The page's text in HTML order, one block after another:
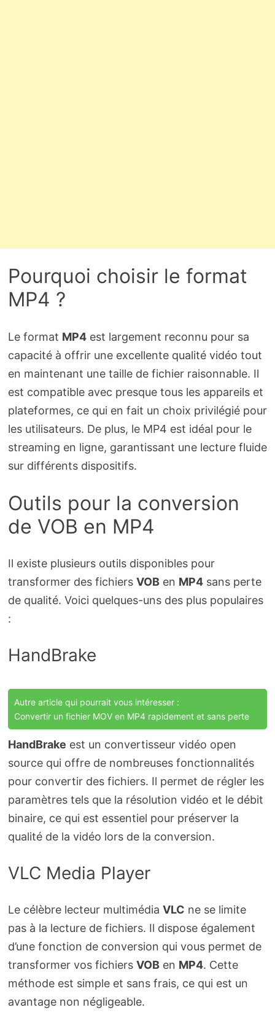
Pourquoi choisir le format
MP4 ?
Le format MP4est largement reconnu pour sa
capacité à offrir une excellente qualité vidéo tout
en maintenant une taille de fichier raisonnable. Il
est compatible avec presque tous les appareils et
plateformes, ce qui en fait un choix privilégié pour
les utilisateurs. De plus, le MP4 est idéal pour le
streaming en ligne, garantissant une lecture fluide
sur différents dispositifs.
Outils pour la conversion
de VOB en MP4
Il existe plusieurs outils disponibles pour
transformer des fichiers VOBen MP4sans perte
de qualité. Voici quelques-uns des plus populaires
:
HandBrake
Autre article qui pourrait vous intéresser :
Convertir un fichier MOV en MP4 rapidement et sans perte
HandBrake est un convertisseur vidéo open
source qui offre de nombreuses fonctionnalités
pour convertir des fichiers. Il permet de régler les
paramètres tels que la résolution vidéo et le débit
binaire, ce qui est essentiel pour préserver la
qualité de la vidéo lors de la conversion.
VLC Media Player
Le célèbre lecteur multimédia VLC ne se limite
pas à la lecture de fichiers. Il dispose également
d’une fonction de conversion qui vous permet de
transformer vos fichiers VOBen MP4. Cette
méthode est simple et sans frais, ce qui est un
avantage non négligeable.